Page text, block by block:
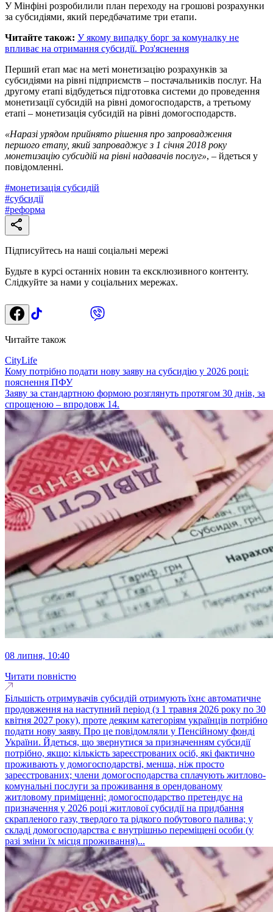
У Мінфіні розробилили план переходу на грошові розрахунки
за субсидіями, який передбачатиме три етапи.
Читайте також: У якому випадку борг за комуналку не
впливає на отримання субсидії. Роз'яснення
Перший етап має на меті монетизацію розрахунків за
субсидіями на рівні підприємств – постачальників послуг. На
другому етапі відбудеться підготовка системи до проведення
монетизації субсидій на рівні домогосподарств, а третьому
етапі – монетизація субсидій на рівні домогосподарств.
«Наразі урядом прийнято рішення про запровадження
першого етапу, який запроваджує з 1 січня 2018 року
монетизацію субсидій на рівні надавачів послуг», – йдеться у
повідомленні.
#монетизація субсидій
#субсидії
#реформа
Підписуйтесь на наші соціальні мережі
Будьте в курсі останніх новин та ексклюзивного контенту.
Слідкуйте за нами у соціальних мережах.
Читайте також
CityLife
Кому потрібно подати нову заяву на субсидію у 2026 році:
пояснення ПФУ
Заяву за стандартною формою розглянуть протягом 30 днів, за
спрощеною – впродовж 14.
08 липня, 10:40
Читати повністю
Більшість отримувачів субсидій отримують їхнє автоматичне
продовження на наступний період (з 1 травня 2026 року по 30
квітня 2027 року), проте деяким категоріям українців потрібно
подати нову заяву. Про це повідомляли у Пенсійному фонді
України. Йдеться, що звернутися за призначенням субсидії
потрібно, якщо: кількість зареєстрованих осіб, які фактично
проживають у домогосподарстві, менша, ніж просто
зареєстрованих; члени домогосподарства сплачують житлово-
комунальні послуги за проживання в орендованому
житловому приміщенні; домогосподарство претендує на
призначення у 2026 році житлової субсидії на придбання
скрапленого газу, твердого та рідкого побутового палива; у
складі домогосподарства є внутрішньо переміщені особи (у
разі зміни їх місця проживання)...